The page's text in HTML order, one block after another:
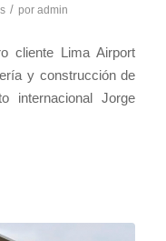
/ por admin
cliente Lima Airport
y construcción de
internacional Jorge